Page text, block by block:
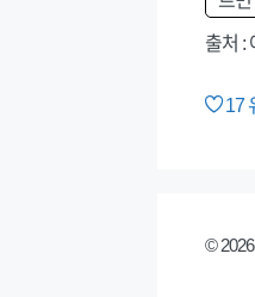
출처 :
17
©